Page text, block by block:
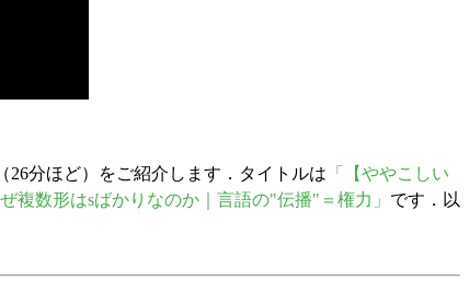
26分ほど）をご紹介します．タイトルは 「【ややこしい
複数形はsばかりなのか｜言語の"伝播"＝権力」 です．以